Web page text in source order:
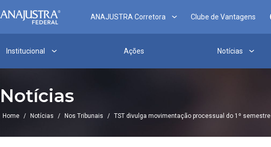
ANAJUSTRA Corretora Clube de Vantagens
Institucional Ações Notícias
Notícias
Home / Notícias / Nos Tribunais / TST divulga movimentação processual do 1º semestre